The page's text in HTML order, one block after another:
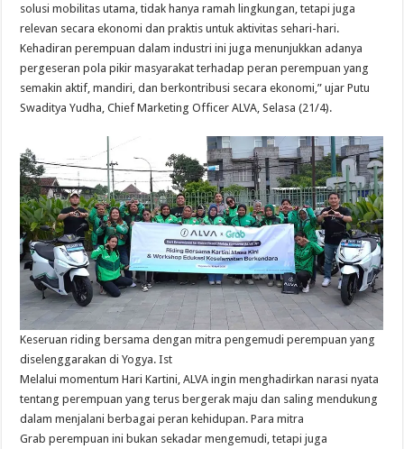
solusi mobilitas utama, tidak hanya ramah lingkungan, tetapi juga
relevan secara ekonomi dan praktis untuk aktivitas sehari-hari.
Kehadiran perempuan dalam industri ini juga menunjukkan adanya
pergeseran pola pikir masyarakat terhadap peran perempuan yang
semakin aktif, mandiri, dan berkontribusi secara ekonomi,” ujar Putu
Swaditya Yudha, Chief Marketing Officer ALVA, Selasa (21/4).
Keseruan riding bersama dengan mitra pengemudi perempuan yang
diselenggarakan di Yogya. Ist
Melalui momentum Hari Kartini, ALVA ingin menghadirkan narasi nyata
tentang perempuan yang terus bergerak maju dan saling mendukung
dalam menjalani berbagai peran kehidupan. Para mitra
Grab perempuan ini bukan sekadar mengemudi, tetapi juga